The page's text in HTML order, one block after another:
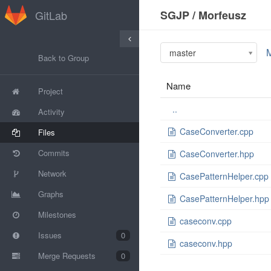
GitLab SGJP/ Morfeusz
Back to Group
Project
Activity
Files
Commits
Network
Graphs
Milestones
Issues
0
Merge Requests
0
master
Name
..
CaseConverter.cpp
CaseConverter.hpp
CasePatternHelper.cpp
CasePatternHelper.hpp
caseconv.cpp
caseconv.hpp